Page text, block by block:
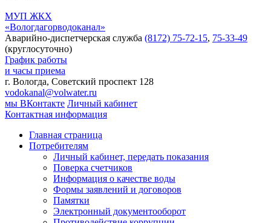
МУП ЖКХ
«Вологдагорводоканал»
Аварийно-диспетчерская служба (8172) 75-72-15, 75-33-49
(круглосуточно)
График работы
и часы приема
г. Вологда, Советский проспект 128
vodokanal@volwater.ru
мы ВКонтакте Личный кабинет
Контактная информация
Главная страница
Потребителям
Личный кабинет, передать показания
Поверка счетчиков
Информация о качестве воды
Формы заявлений и договоров
Памятки
Электронный документооборот